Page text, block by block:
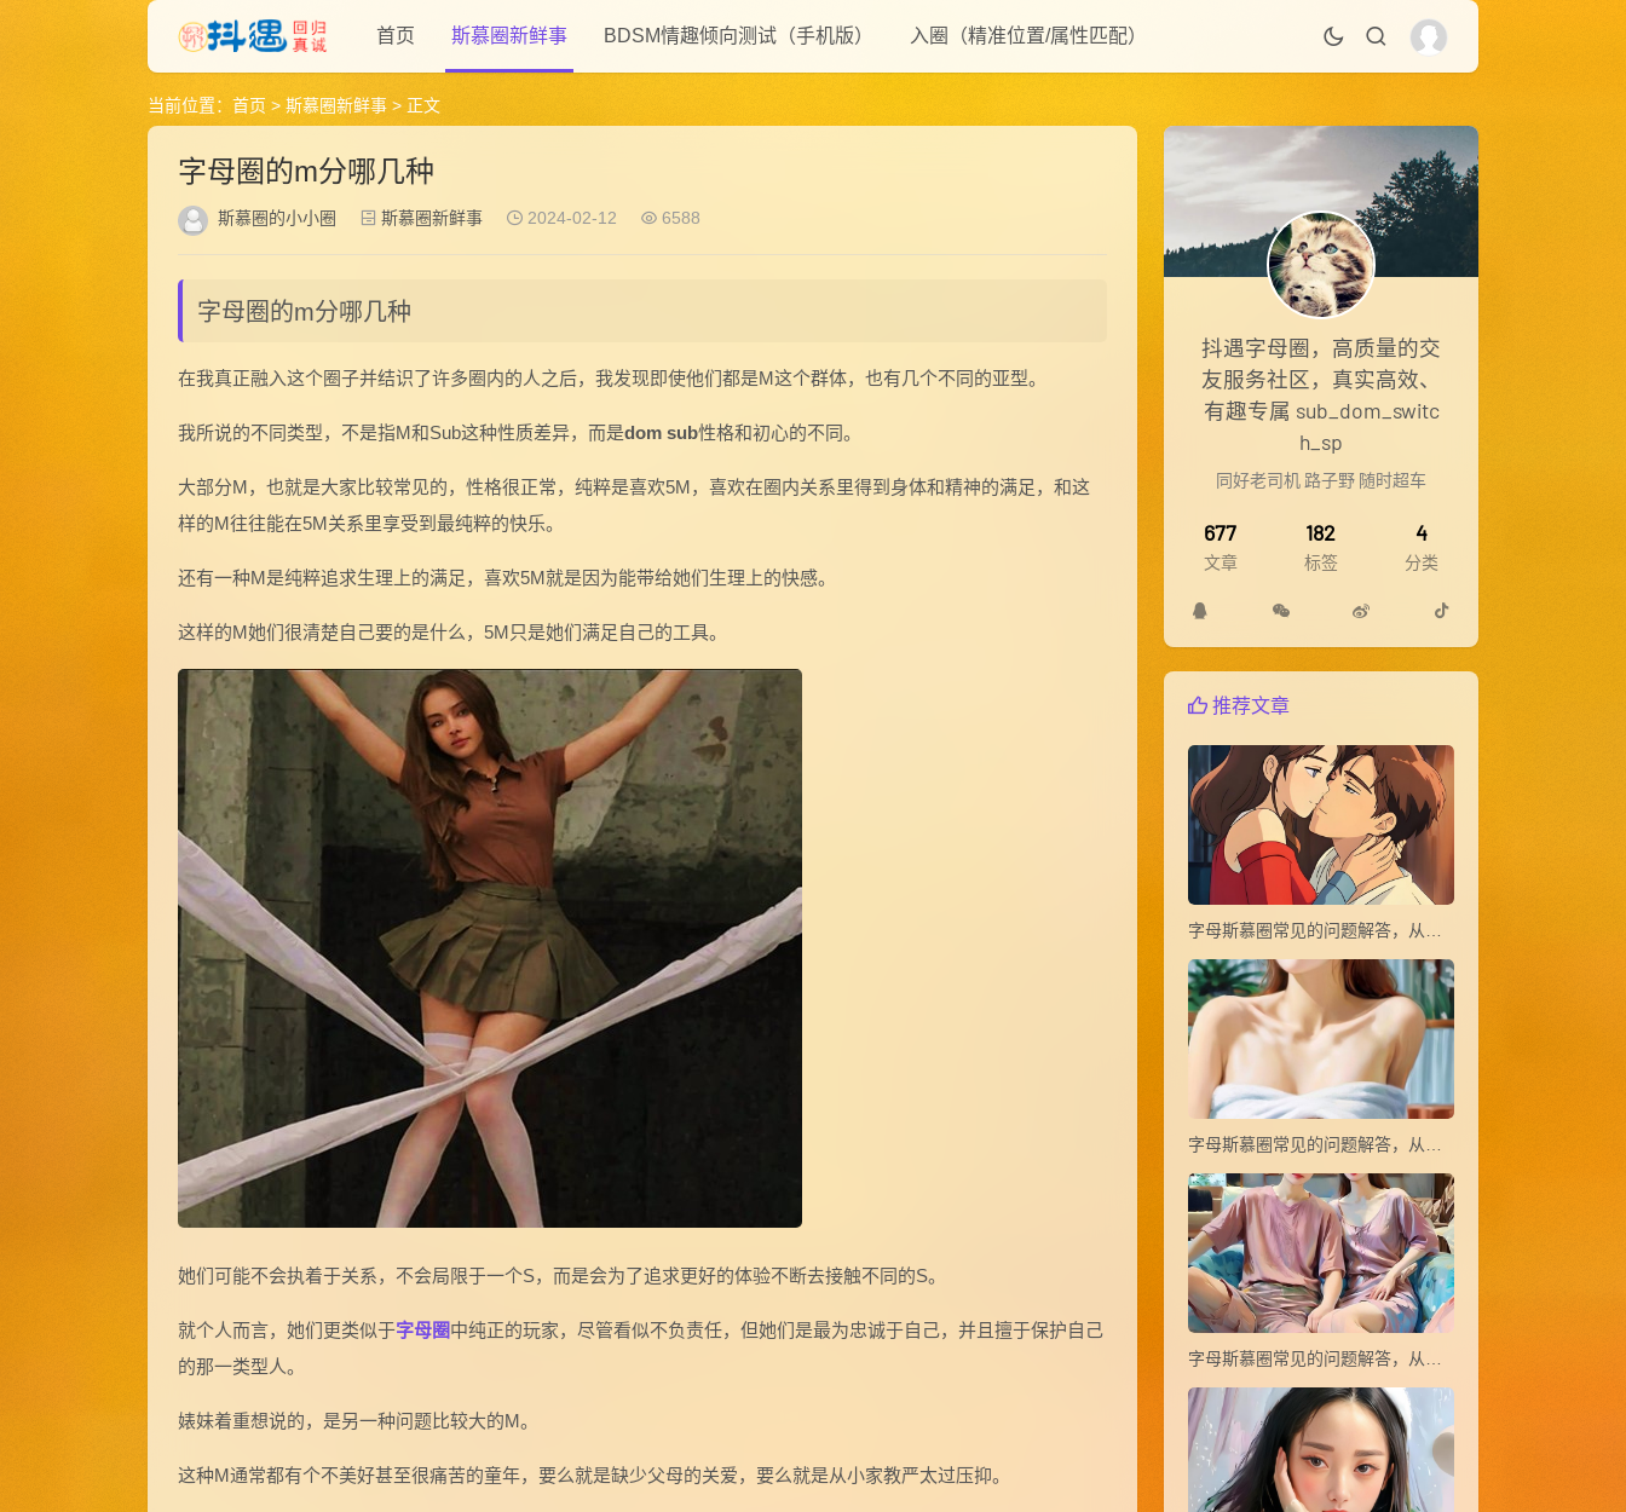
首页 斯慕圈新鲜事 BDSM情趣倾向测试（手机版） 入圈（精准位置/属性匹配）
当前位置： 首页 > 斯慕圈新鲜事 > 正文
字母圈的m分哪几种
斯慕圈的小小圈 斯慕圈新鲜事 2024-02-12 6588
字母圈的m分哪几种
在我真正融入这个圈子并结识了许多圈内的人之后，我发现即使他们都是M这个群体，也有几个不同的亚型。
我所说的不同类型，不是指M和Sub这种性质差异，而是dom sub性格和初心的不同。
大部分M，也就是大家比较常见的，性格很正常，纯粹是喜欢5M，喜欢在圈内关系里得到身体和精神的满足，和这
样的M往往能在5M关系里享受到最纯粹的快乐。
还有一种M是纯粹追求生理上的满足，喜欢5M就是因为能带给她们生理上的快感。
这样的M她们很清楚自己要的是什么，5M只是她们满足自己的工具。
她们可能不会执着于关系，不会局限于一个S，而是会为了追求更好的体验不断去接触不同的S。
就个人而言，她们更类似于字母圈中纯正的玩家，尽管看似不负责任，但她们是最为忠诚于自己，并且擅于保护自己
的那一类型人。
婊妹着重想说的，是另一种问题比较大的M。
这种M通常都有个不美好甚至很痛苦的童年，要么就是缺少父母的关爱，要么就是从小家教严太过压抑。
抖遇字母圈，高质量的交
友服务社区，真实高效、
有趣专属 sub_dom_switc
h_sp
同好老司机 路子野 随时超车
677
文章
182
标签
4
分类
推荐文章